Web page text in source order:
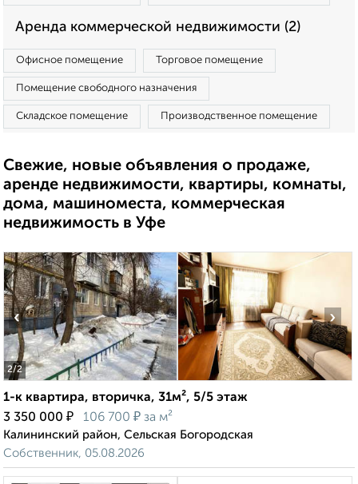
Аренда коммерческой недвижимости (2)
Офисное помещение Торговое помещение
Помещение свободного назначения
Складское помещение Производственное помещение
Свежие, новые объявления о продаже,
аренде недвижимости, квартиры, комнаты,
дома, машиноместа, коммерческая
недвижимость в Уфе
2/2
‹ ›
1-к квартира, вторичка, 31м², 5/5 этаж
3 350 000 ₽ 106 700 ₽ за м²
Калининский район, Сельская Богородская
Собственник, 05.08.2026